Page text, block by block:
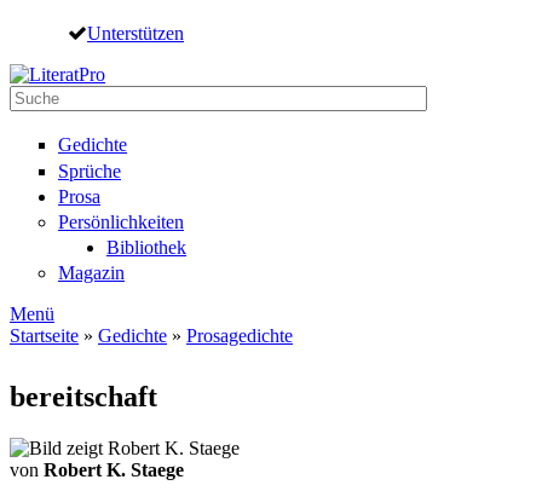
Direkt zum Inhalt
Unterstützen
Suche
Gedichte
Sprüche
Prosa
Persönlichkeiten
Bibliothek
Magazin
Menü
Startseite » Gedichte » Prosagedichte
bereitschaft
von Robert K. Staege